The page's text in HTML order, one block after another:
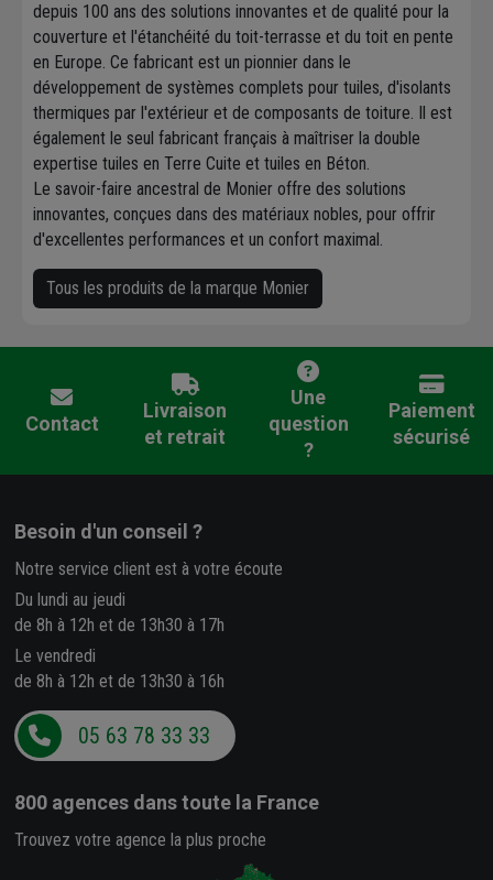
depuis 100 ans des solutions innovantes et de qualité pour la
couverture et l'étanchéité du toit-terrasse et du toit en pente
en Europe. Ce fabricant est un pionnier dans le
développement de systèmes complets pour tuiles, d'isolants
thermiques par l'extérieur et de composants de toiture. Il est
également le seul fabricant français à maîtriser la double
expertise tuiles en Terre Cuite et tuiles en Béton.
Le savoir-faire ancestral de Monier offre des solutions
innovantes, conçues dans des matériaux nobles, pour offrir
d'excellentes performances et un confort maximal.
Tous les produits de la marque Monier
Contact
Livraison
et retrait
Une
question
?
Paiement
sécurisé
Besoin d'un conseil ?
Notre service client est à votre écoute
Du lundi au jeudi
de 8h à 12h et de 13h30 à 17h
Le vendredi
de 8h à 12h et de 13h30 à 16h
05 63 78 33 33
800 agences dans toute la France
Trouvez votre agence la plus proche